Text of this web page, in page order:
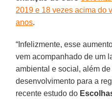
2019 e 18 vezes acima do
anos.
“Infelizmente, esse
vem acompanhado de um
ambiental e social, além
desenvolvimento para a
recente estudo do